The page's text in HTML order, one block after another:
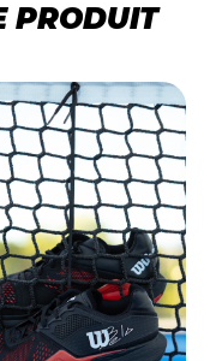
PRODUIT